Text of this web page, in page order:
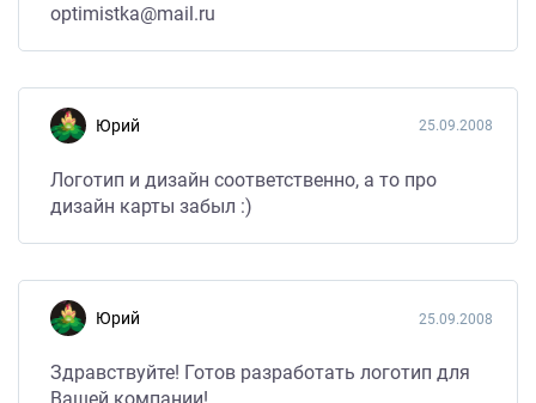
optimistka@mail.ru
Юрий 25.09.2008
Логотип и дизайн соответственно, а то про
дизайн карты забыл :)
Юрий 25.09.2008
Здравствуйте! Готов разработать логотип для